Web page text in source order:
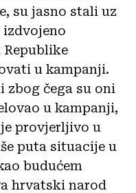
su jasno stali uz
Republike
u kampanji.
zbog čega su oni
u kampanji,
provjerljivo u
puta situacije u
budućem
hrvatski narod